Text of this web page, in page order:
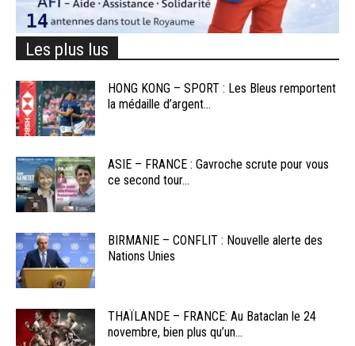
Les plus lus
HONG KONG – SPORT : Les Bleus remportent
la médaille d’argent...
ASIE – FRANCE : Gavroche scrute pour vous
ce second tour...
BIRMANIE – CONFLIT : Nouvelle alerte des
Nations Unies
THAÏLANDE – FRANCE: Au Bataclan le 24
novembre, bien plus qu’un...